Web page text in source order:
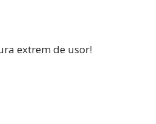
extrem de usor!